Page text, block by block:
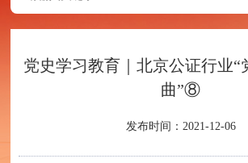
党史学习教育｜北京公证行业“
曲”⑧
发布时间：2021-12-06